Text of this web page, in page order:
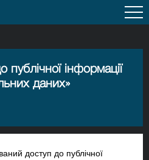
публічної інформації
даних»
доступ до публічної